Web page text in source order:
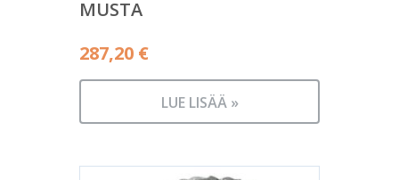
MUSTA
287,20 €
LUE LISÄÄ »